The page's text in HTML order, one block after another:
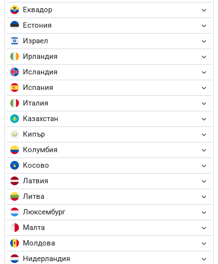
Еквадор
Естония
Израел
Ирландия
Исландия
Испания
Италия
Казахстан
Кипър
Колумбия
Косово
Латвия
Литва
Люксембург
Малта
Молдова
Нидерландия